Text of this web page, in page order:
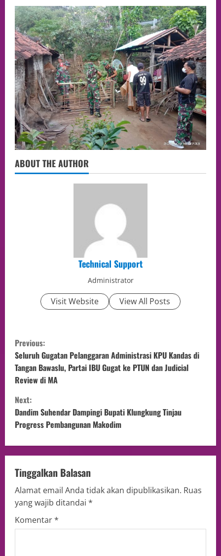
ABOUT THE AUTHOR
Technical Support
Administrator
Visit Website View All Posts
Previous:
Seluruh Gugatan Pelanggaran Administrasi KPU Kandas di
Tangan Bawaslu, Partai IBU Gugat ke PTUN dan Judicial
Review di MA
Next:
Dandim Suhendar Dampingi Bupati Klungkung Tinjau
Progress Pembangunan Makodim
Tinggalkan Balasan
Alamat email Anda tidak akan dipublikasikan. Ruas
yang wajib ditandai *
Komentar*